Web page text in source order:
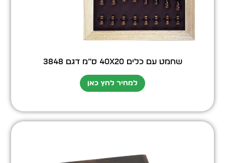
שחמט עם כלים 40X20 ס”מ דגם 3848
למחיר לחץ כאן